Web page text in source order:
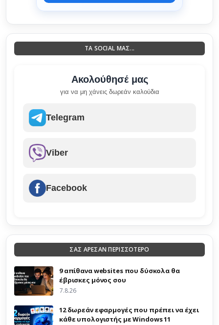
ΤΑ SOCIAL ΜΑΣ...
Ακολούθησέ μας
για να μη χάνεις δωρεάν καλούδια
Telegram
Viber
Facebook
ΣΑΣ ΑΡΕΣΑΝ ΠΕΡΙΣΣΟΤΕΡΟ
9 απίθανα websites που δύσκολα θα
έβρισκες μόνος σου
7.8.26
12 δωρεάν εφαρμογές που πρέπει να έχει
κάθε υπολογιστής με Windows 11